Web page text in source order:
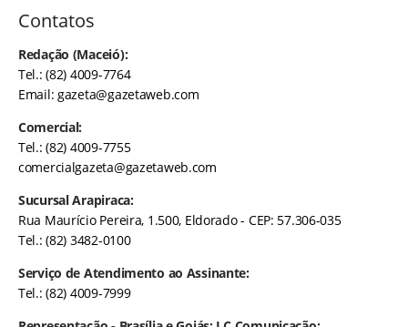
Contatos
Redação (Maceió):
Tel.: (82) 4009-7764
Email:gazeta@gazetaweb.com
Comercial:
Tel.: (82) 4009-7755
comercialgazeta@gazetaweb.com
Sucursal Arapiraca:
Rua Maurício Pereira, 1.500, Eldorado - CEP: 57.306-035
Tel.: (82) 3482-0100
Serviço de Atendimento ao Assinante:
Tel.: (82) 4009-7999